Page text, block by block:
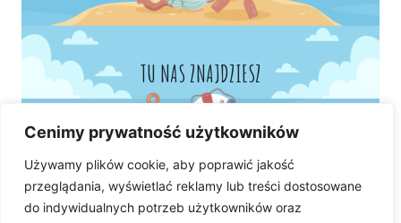
Cenimy prywatność użytkowników
Używamy plików cookie, aby poprawić jakość
przeglądania, wyświetlać reklamy lub treści dostosowane
do indywidualnych potrzeb użytkowników oraz
TU NAS ZNAJDZIESZ